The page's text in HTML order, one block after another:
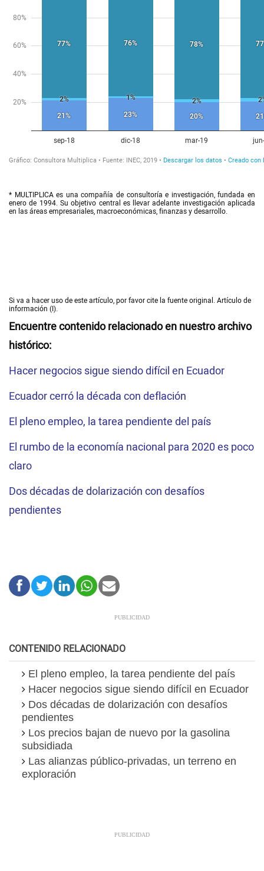
* MULTIPLICA es una compañía de consultoría e investigación, fundada en
enero de 1994. Su objetivo central es llevar adelante investigación aplicada
en las áreas empresariales, macroeconómicas, finanzas y desarrollo.
Si va a hacer uso de este artículo, por favor cite la fuente original. Artículo de
información (I).
Encuentre contenido relacionado en nuestro archivo
histórico:
Hacer negocios sigue siendo difícil en Ecuador
Ecuador cerró la década con deflación
El pleno empleo, la tarea pendiente del país
El rumbo de la economía nacional para 2020 es poco
claro
Dos décadas de dolarización con desafíos
pendientes
CONTENIDO RELACIONADO
El pleno empleo, la tarea pendiente del país
Hacer negocios sigue siendo difícil en Ecuador
Dos décadas de dolarización con desafíos
pendientes
Los precios bajan de nuevo por la gasolina
subsidiada
Las alianzas público-privadas, un terreno en
exploración